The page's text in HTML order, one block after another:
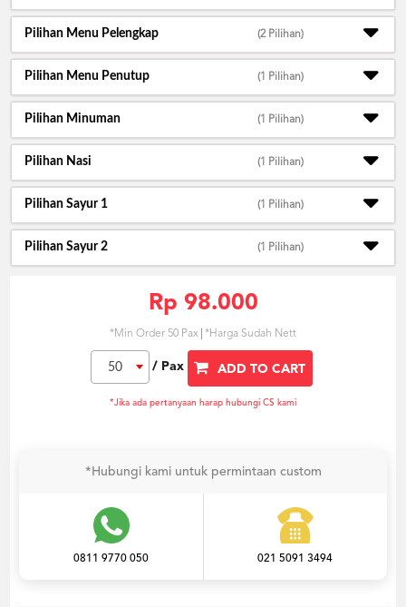
Pilihan Menu Pelengkap (2 Pilihan)
Pilihan Menu Penutup (1 Pilihan)
Pilihan Minuman (1 Pilihan)
Pilihan Nasi (1 Pilihan)
Pilihan Sayur 1 (1 Pilihan)
Pilihan Sayur 2 (1 Pilihan)
Rp 98.000
*Min Order 50 Pax *Harga Sudah Nett
50 / Pax ADD TO CART
*Jika ada pertanyaan harap hubungi CS kami
*Hubungi kami untuk permintaan custom
0811 9770 050 021 5091 3494